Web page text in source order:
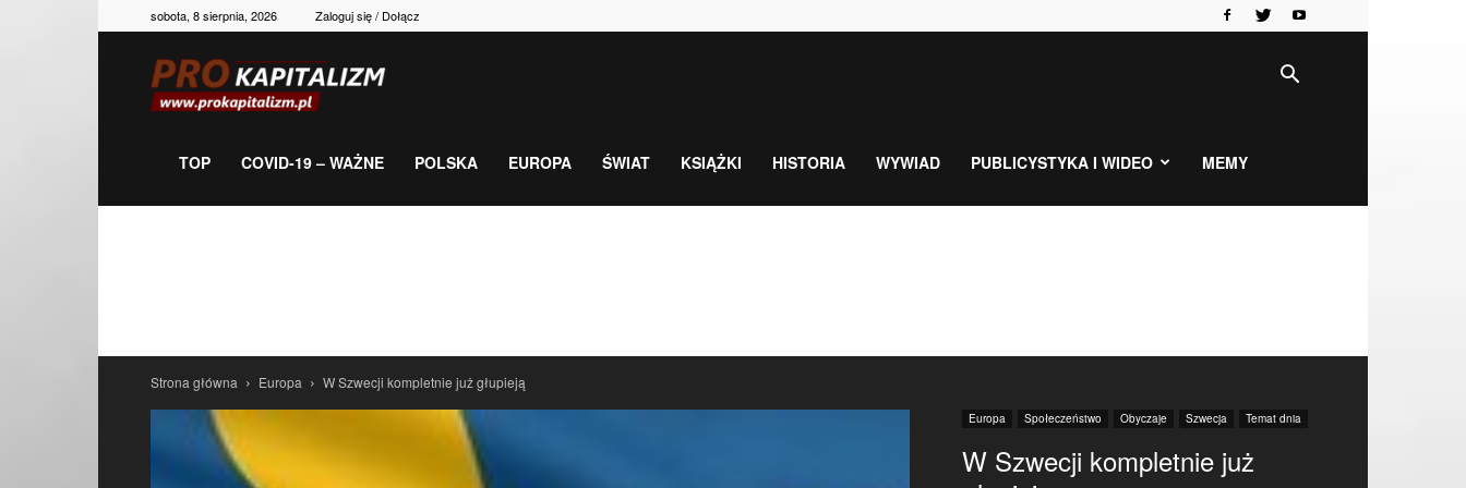
sobota, 8 sierpnia, 2026 Zaloguj się / Dołącz
gospodarka,
TOP COVID-19 – WAŻNE POLSKA EUROPA ŚWIAT KSIĄŻKI HISTORIA WYWIAD PUBLICYSTYKA I WIDEO MEMY
Strona główna Europa W Szwecji kompletnie już głupieją
Europa Społeczeństwo Obyczaje Szwecja Temat dnia
W Szwecji kompletnie już